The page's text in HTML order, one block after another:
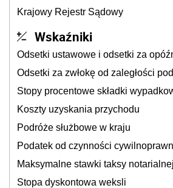
Krajowy Rejestr Sądowy
Wskaźniki
Odsetki ustawowe i odsetki za
Odsetki za zwłokę od zaległości
Stopy procentowe składki
Koszty uzyskania przychodu
Podróże służbowe w kraju
Podatek od czynności
Maksymalne stawki taksy notarialnej
Stopa dyskontowa weksli